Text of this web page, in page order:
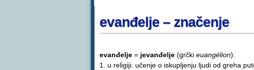
evanđelje – značenje
evanđelje = jevanđelje (grčki euangélion):
1. u religiji: učenje o iskupljenju ljudi od greha